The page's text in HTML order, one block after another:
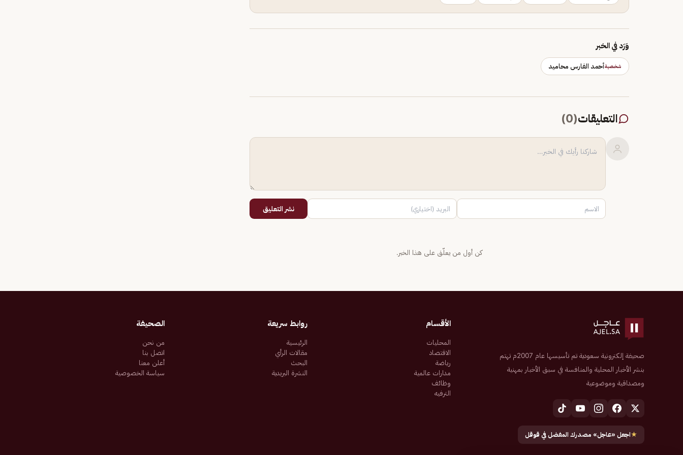
وَرَد في الخبر
شخصيةأحمد الفارس محاميد
التعليقات(
0
)
نشر التعليق
كن أول من يعلّق على هذا الخبر.
صحيفة إلكترونية سعودية تم تأسيسها عام 2007م تهتم
بنشر الأخبار المحلية والمنافسة في سبق الأخبار بمهنية
ومصداقية وموضوعية
★اجعل «عاجل» مصدرك المفضل في قوقل
الأقسام
المحليات
الاقتصاد
رياضة
مدارات عالمية
وظائف
الترفيه
روابط سريعة
الرئيسية
مقالات الرأي
البحث
النشرة البريدية
الصحيفة
من نحن
اتصل بنا
أعلن معنا
سياسة الخصوصية